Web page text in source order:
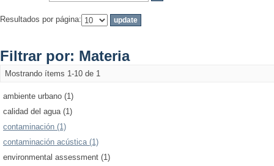
Resultados por página:
Filtrar por: Materia
Mostrando ítems 1-10 de 1
ambiente urbano (1)
calidad del agua (1)
contaminación (1)
contaminación acústica (1)
environmental assessment (1)